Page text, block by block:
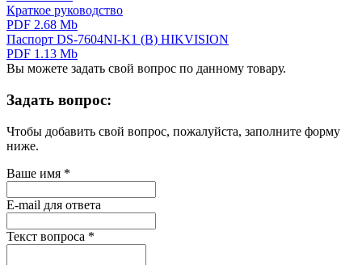
Краткое руководство
PDF 2.68 Mb
Паспорт DS-7604NI-K1 (B) HIKVISION
PDF 1.13 Mb
Вы можете задать свой вопрос по данному товару.
Задать вопрос:
Чтобы добавить свой вопрос, пожалуйста, заполните форму
ниже.
Ваше имя *
E-mail для ответа
Текст вопроса *